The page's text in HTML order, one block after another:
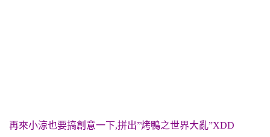
再來小涼也要搞創意一下,拼出”烤鴨之世界大亂”XDD